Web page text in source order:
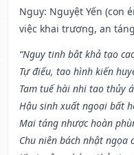
Nguy: Nguyệt Yến (con
việc khai trương, an
“Nguy tinh bât khả tạo
Tự điếu, tao hình kiến
Tam tuế hài nhi tao thủy
Hậu sinh xuất ngoại bất
Mai táng nhược hoàn
Chu niên bách nhật ngọa